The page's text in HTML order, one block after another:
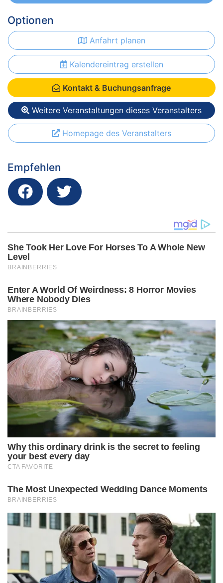
Optionen
Anfahrt planen
Kalendereintrag erstellen
Kontakt & Buchungsanfrage
Weitere Veranstaltungen dieses Veranstalters
Homepage des Veranstalters
Empfehlen